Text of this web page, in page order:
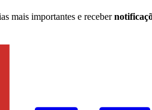
mais importantes e receber